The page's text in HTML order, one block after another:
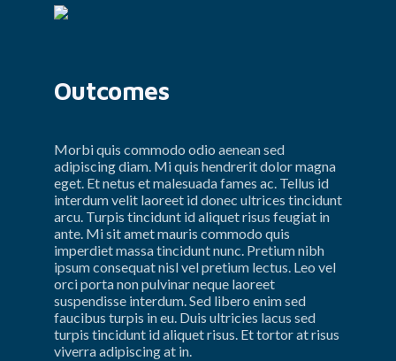
Outcomes
Morbi quis commodo odio aenean sed
adipiscing diam. Mi quis hendrerit dolor magna
eget. Et netus et malesuada fames ac. Tellus id
interdum velit laoreet id donec ultrices tincidunt
arcu. Turpis tincidunt id aliquet risus feugiat in
ante. Mi sit amet mauris commodo quis
imperdiet massa tincidunt nunc. Pretium nibh
ipsum consequat nisl vel pretium lectus. Leo vel
orci porta non pulvinar neque laoreet
suspendisse interdum. Sed libero enim sed
faucibus turpis in eu. Duis ultricies lacus sed
turpis tincidunt id aliquet risus. Et tortor at risus
viverra adipiscing at in.